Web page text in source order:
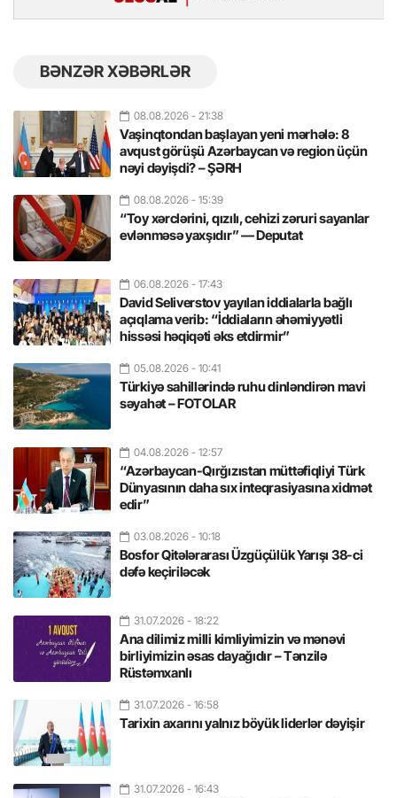
BƏNZƏR XƏBƏRLƏR
08.08.2026 - 21:38
Vaşinqtondan başlayan yeni mərhələ: 8
avqust görüşü Azərbaycan və region üçün
nəyi dəyişdi? – ŞƏRH
08.08.2026 - 15:39
“Toy xərclərini, qızılı, cehizi zəruri sayanlar
evlənməsə yaxşıdır” — Deputat
06.08.2026 - 17:43
David Seliverstov yayılan iddialarla bağlı
açıqlama verib: “İddiaların əhəmiyyətli
hissəsi həqiqəti əks etdirmir”
05.08.2026 - 10:41
Türkiyə sahillərində ruhu dinləndirən mavi
səyahət – FOTOLAR
04.08.2026 - 12:57
“Azərbaycan-Qırğızıstan müttəfiqliyi Türk
Dünyasının daha sıx inteqrasiyasına xidmət
edir”
03.08.2026 - 10:18
Bosfor Qitələrarası Üzgüçülük Yarışı 38-ci
dəfə keçiriləcək
31.07.2026 - 18:22
Ana dilimiz milli kimliyimizin və mənəvi
birliyimizin əsas dayağıdır – Tənzilə
Rüstəmxanlı
31.07.2026 - 16:58
Tarixin axarını yalnız böyük liderlər dəyişir
31.07.2026 - 16:43